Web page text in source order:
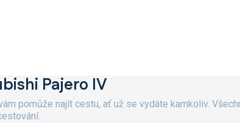
Pajero IV
pomůže najít cestu, ať už se vydáte kamkoliv.